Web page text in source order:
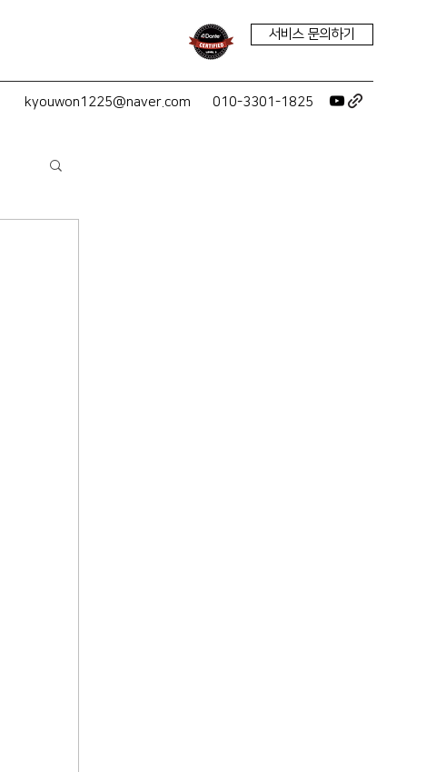
서비스 문의하기
kyouwon1225@naver.com 010-3301-1825